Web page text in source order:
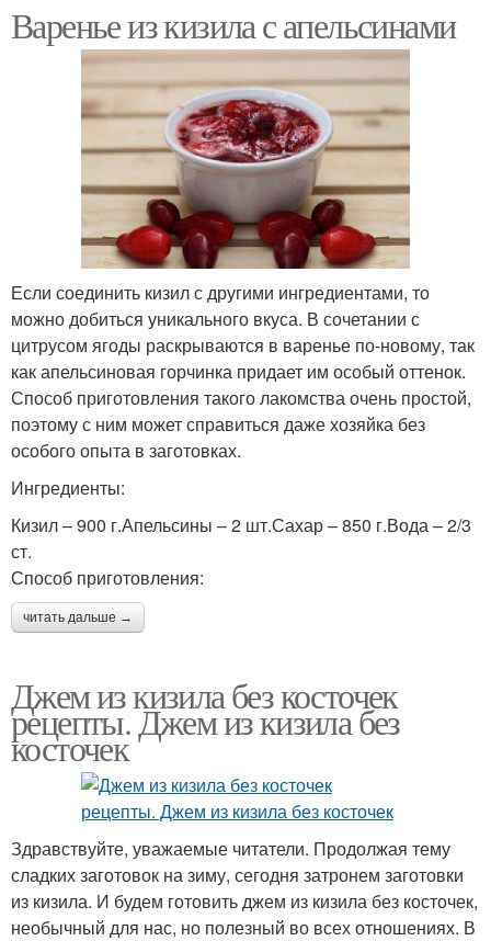
Варенье из кизила с апельсинами
Если соединить кизил с другими ингредиентами, то
можно добиться уникального вкуса. В сочетании с
цитрусом ягоды раскрываются в варенье по-новому, так
как апельсиновая горчинка придает им особый оттенок.
Способ приготовления такого лакомства очень простой,
поэтому с ним может справиться даже хозяйка без
особого опыта в заготовках.
Ингредиенты:
Кизил – 900 г.Апельсины – 2 шт.Сахар – 850 г.Вода – 2/3
ст.
Способ приготовления:
читать дальше →
Джем из кизила без косточек
рецепты. Джем из кизила без
косточек
Здравствуйте, уважаемые читатели. Продолжая тему
сладких заготовок на зиму, сегодня затронем заготовки
из кизила. И будем готовить джем из кизила без косточек,
необычный для нас, но полезный во всех отношениях. В